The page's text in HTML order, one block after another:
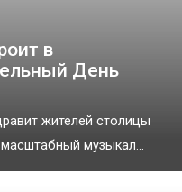
в
День
жителей столицы
музыкал...